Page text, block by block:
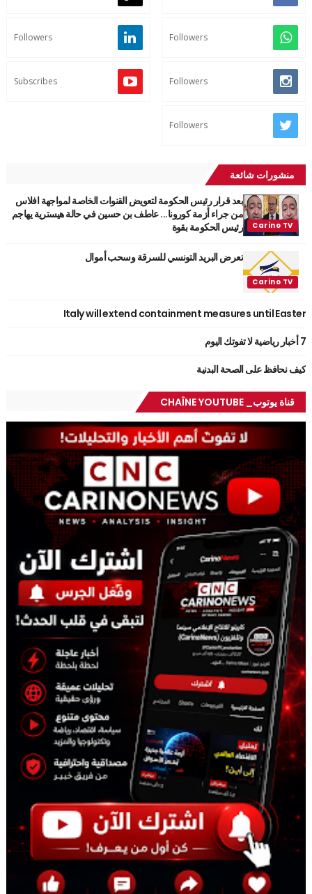
Followers
Followers
Followers
Subscribes
Followers
منشورات شائعة
بعد قرار رئيس الحكومة لتعويض القنوات الخاصة لمواجهة افلاس
من جراء أزمة كورونا... عاطف بن حسين في حالة هيسترية يهاجم
رئيس الحكومة بقوة
تعرض البريد التونسي للسرقة وسحب أموال
Italy will extend containment measures until Easter
7 أخبار رياضية لا تفوتك اليوم
كيف نحافظ على الصحة البدنية
قناة يوتوب_ CHAÎNE YOUTUBE